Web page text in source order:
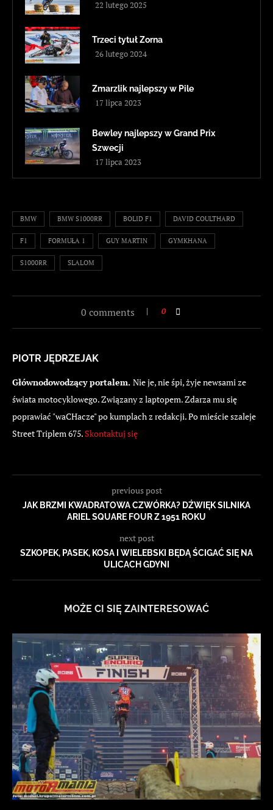
22 lutego 2025
Trzeci tytuł Zorna
26 lutego 2024
Zmarzlik najlepszy w Pile
17 lipca 2023
Bewley najlepszy w Grand Prix
Szwecji
17 lipca 2023
BMW BMW S1000RR BOLID F1 DAVID COULTHARD
F1 FORMUŁA 1 GUY MARTIN GYMKHANA
S1000RR SLALOM
0 comments 0
PIOTR JĘDRZEJAK
Głównodowodzący portalem. Nie je, nie śpi, żyje newsami ze
świata motocyklowego. Związany z laptopem. Zdarza mu się
poprawiać "waCHacze" po kumplach z redakcji. Po mieście szaleje
Street Triplem 675. Skontaktuj się
previous post
JAK BRZMI KWADRATOWA CZWÓRKA? DŹWIĘK SILNIKA
ARIEL SQUARE FOUR Z 1951 ROKU
next post
SZKOPEK, PASEK, KOSA I WIELEBSKI BĘDĄ ŚCIGAĆ SIĘ NA
ULICACH GDYNI
MOŻE CI SIĘ ZAINTERESOWAĆ